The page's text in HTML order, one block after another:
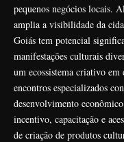
pequenos negócios locais.
amplia a visibilidade da
Goiás tem potencial
manifestações culturais
um ecossistema criativo
encontros especializados
desenvolvimento
incentivo, capacitação e
de criação de produtos